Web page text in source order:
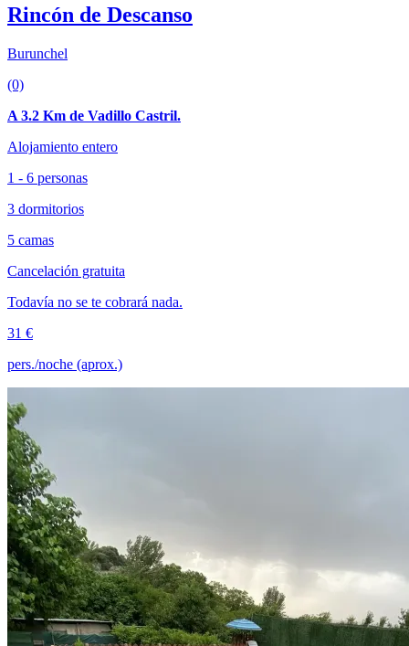
Rincón de Descanso
Burunchel
(0)
A 3.2 Km de Vadillo Castril.
Alojamiento entero
1 - 6 personas
3 dormitorios
5 camas
Cancelación gratuita
Todavía no se te cobrará nada.
31 €
pers./noche (aprox.)